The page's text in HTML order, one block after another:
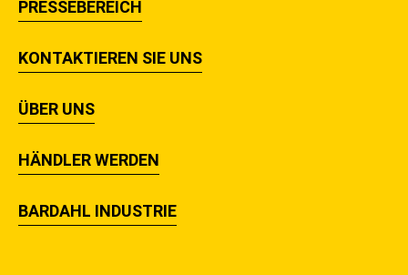
PRESSEBEREICH
KONTAKTIEREN SIE UNS
ÜBER UNS
HÄNDLER WERDEN
BARDAHL INDUSTRIE